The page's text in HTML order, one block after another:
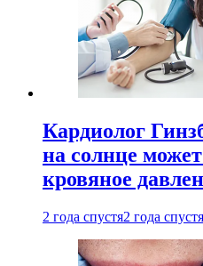
Кардиолог
на солнце
кровяное
2 года спустя2 года спустя